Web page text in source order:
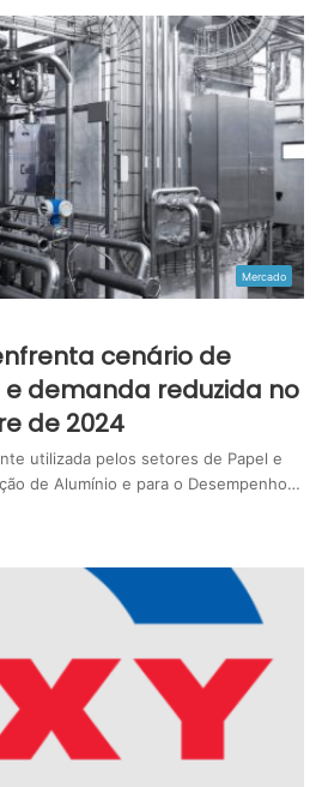
Mercado
cenário de
demanda reduzida no
de 2024
utilizada pelos setores de Papel e
de Alumínio e para o Desempenho…